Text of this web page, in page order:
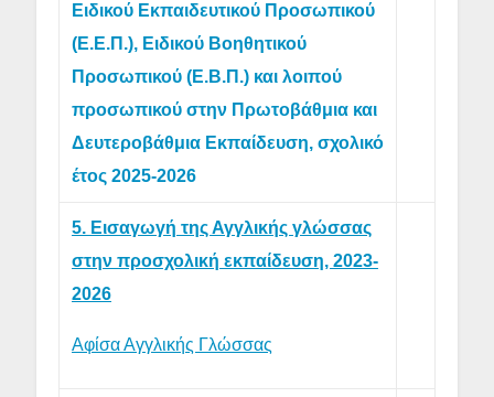
Ειδικού Εκπαιδευτικού Προσωπικού
(Ε.Ε.Π.), Ειδικού Βοηθητικού
Προσωπικού (Ε.Β.Π.) και λοιπού
προσωπικού στην Πρωτοβάθμια και
Δευτεροβάθμια Εκπαίδευση, σχολικό
έτος 2025-2026
5. Εισαγωγή της Αγγλικής γλώσσας
στην προσχολική εκπαίδευση, 2023-
2026
Αφίσα Αγγλικής Γλώσσας